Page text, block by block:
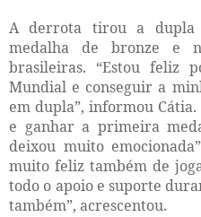
A derrota tirou a
medalha de bronze e
brasileiras. “Estou feliz
Mundial e conseguir a
em dupla”, informou
e ganhar a primeira
deixou muito
muito feliz também de
todo o apoio e suporte
também”, acrescentou.